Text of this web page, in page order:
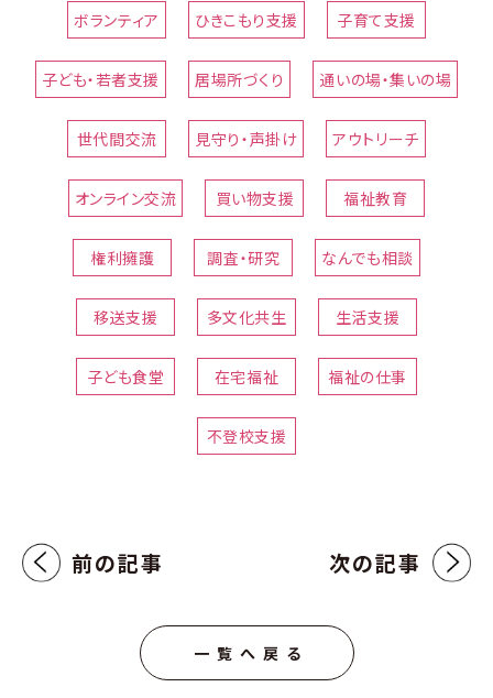
ボランティア ひきこもり支援 子育て支援
子ども・若者支援 居場所づくり 通いの場・集いの場
世代間交流 見守り・声掛け アウトリーチ
オンライン交流 買い物支援 福祉教育
権利擁護 調査・研究 なんでも相談
移送支援 多文化共生 生活支援
子ども食堂 在宅福祉 福祉の仕事
不登校支援
前の記事 次の記事
一覧へ戻る